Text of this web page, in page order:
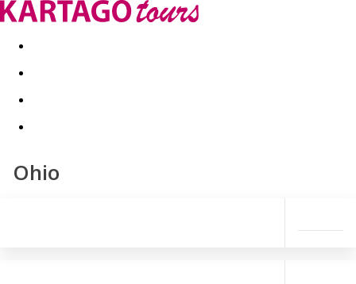
Last minute Dovolenkové kluby
Ohio